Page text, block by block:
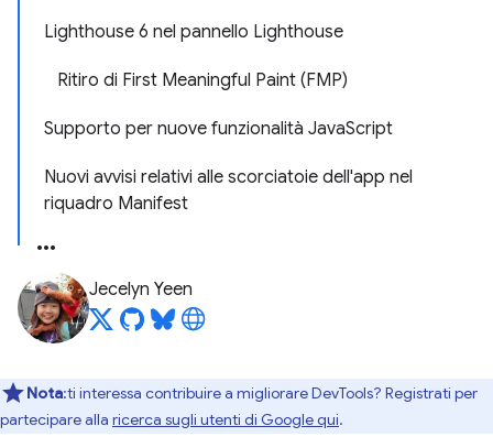
Lighthouse 6 nel pannello Lighthouse
Ritiro di First Meaningful Paint (FMP)
Supporto per nuove funzionalità JavaScript
Nuovi avvisi relativi alle scorciatoie dell'app nel
riquadro Manifest
Jecelyn Yeen
Nota:ti interessa contribuire a migliorare DevTools? Registrati per
partecipare alla ricerca sugli utenti di Google qui.